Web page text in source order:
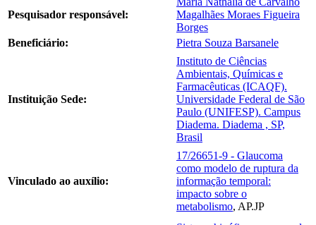
Pesquisador responsável:
Magalhães Moraes Figueira
Borges
Beneficiário:
Pietra Souza Barsanele
Instituição Sede:
Instituto de Ciências
Ambientais, Químicas e
Farmacêuticas (ICAQF).
Universidade Federal de São
Paulo (UNIFESP). Campus
Diadema. Diadema , SP,
Brasil
Vinculado ao auxílio:
17/26651-9 - Glaucoma
como modelo de ruptura da
informação temporal:
impacto sobre o
metabolismo, AP.JP